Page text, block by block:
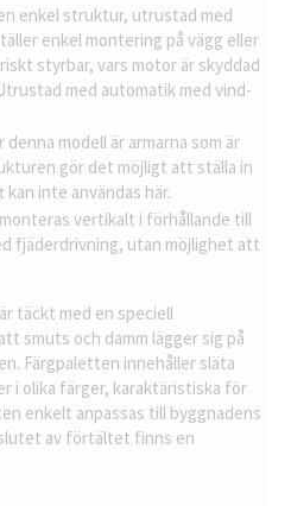
enkel struktur, utrustad med
enkel montering på vägg eller
styrbar, vars motor är skyddad
med automatik med vind-
modell är armarna som är
gör det möjligt att ställa in
inte användas här.
vertikalt i förhållande till
fjäderdrivning, utan möjlighet att
täckt med en speciell
smuts och damm lägger sig på
Färgpaletten innehåller släta
i olika färger, karaktäristiska för
enkelt anpassas till byggnadens
av förtältet finns en